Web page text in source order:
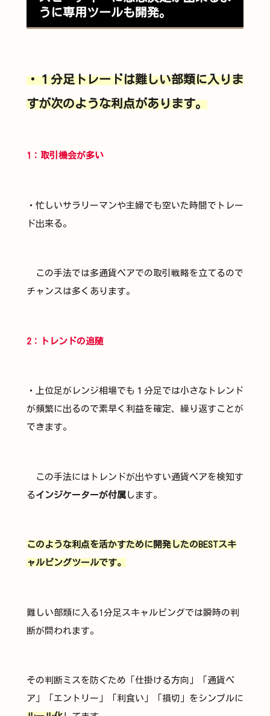
うに専用ツールも開発。
・１分足トレードは難しい部類に入りま
すが次のような利点があります。
1：取引機会が多い
・忙しいサラリーマンや主婦でも空いた時間でトレー
ド出来る。
この手法では多通貨ペアでの取引戦略を立てるので
チャンスは多くあります。
2：トレンドの追随
・上位足がレンジ相場でも１分足では小さなトレンド
が頻繁に出るので素早く利益を確定、繰り返すことが
できます。
この手法にはトレンドが出やすい通貨ペアを検知す
るインジケーターが付属 します。
このような利点を活かすために開発したのBESTスキ
ャルピングツールです。
難しい部類に入る1分足スキャルピングでは瞬時の判
断が問われます。
その判断ミスを防ぐため「仕掛ける方向」「通貨ペ
ア」「エントリー」「利食い」「損切」をシンプルに